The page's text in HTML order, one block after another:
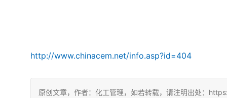
http://www.chinacem.net/info.asp?id=404
原创文章，作者：化工管理，如若转载，请注明出处：